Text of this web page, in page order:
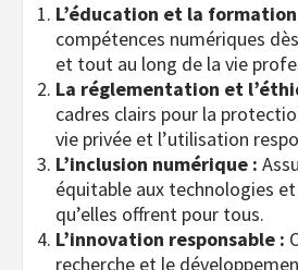
L’éducation et la
compétences numériques
et tout au long de la vie
La réglementation et
cadres clairs pour la
vie privée et l’utilisation
L’inclusion numérique :
équitable aux technologies
qu’elles offrent pour tous.
L’innovation responsable :
recherche et le